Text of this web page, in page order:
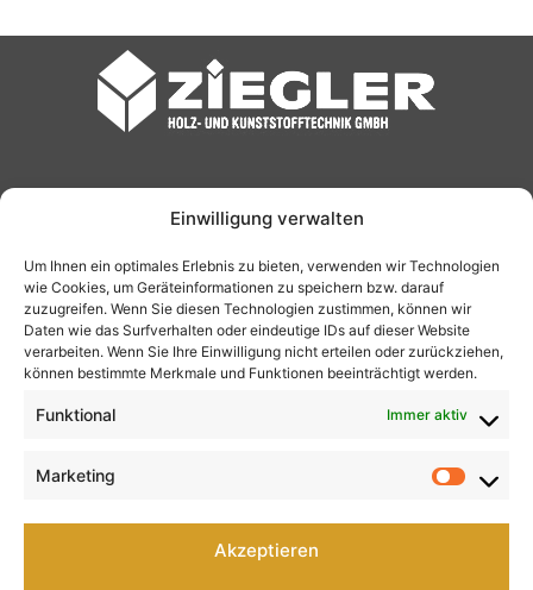
Einwilligung verwalten
Um Ihnen ein optimales Erlebnis zu bieten, verwenden wir Technologien
wie Cookies, um Geräteinformationen zu speichern bzw. darauf
zuzugreifen. Wenn Sie diesen Technologien zustimmen, können wir
Daten wie das Surfverhalten oder eindeutige IDs auf dieser Website
verarbeiten. Wenn Sie Ihre Einwilligung nicht erteilen oder zurückziehen,
können bestimmte Merkmale und Funktionen beeinträchtigt werden.
Funktional Immer aktiv
Marketing
Akzeptieren
Impressum